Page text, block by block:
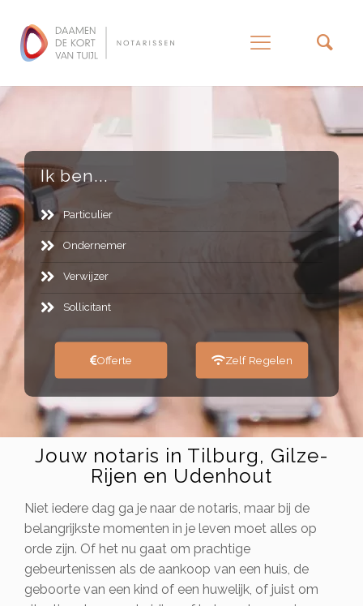
Ik ben...
Particulier
Ondernemer
Verwijzer
Sollicitant
Offerte Zelf Regelen
Jouw notaris in Tilburg, Gilze-
Rijen en Udenhout
Niet iedere dag ga je naar de notaris, maar bij de
belangrijkste momenten in je leven moet alles op
orde zijn. Of het nu gaat om prachtige
gebeurtenissen als de aankoop van een huis, de
geboorte van een kind of een huwelijk, of juist om